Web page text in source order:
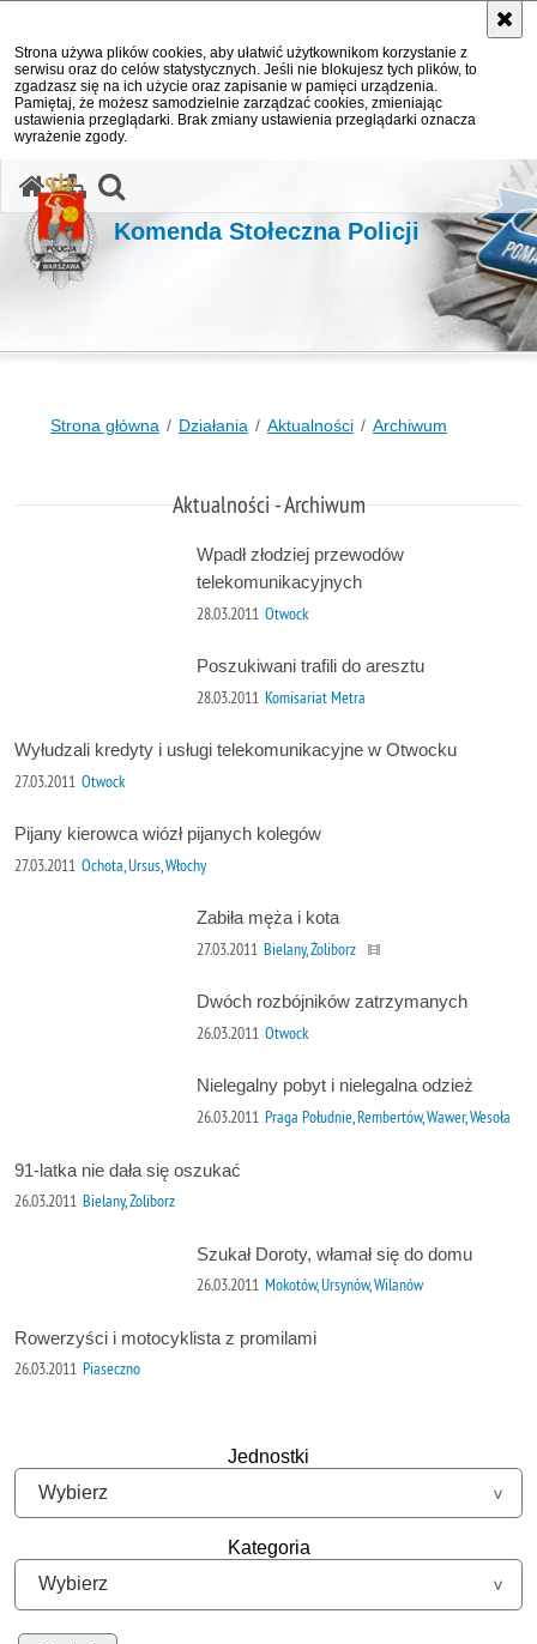
Strona używa plików cookies, aby ułatwić użytkownikom korzystanie z
serwisu oraz do celów statystycznych. Jeśli nie blokujesz tych plików, to
zgadzasz się na ich użycie oraz zapisanie w pamięci urządzenia.
Pamiętaj, że możesz samodzielnie zarządzać cookies, zmieniając
ustawienia przeglądarki. Brak zmiany ustawienia przeglądarki oznacza
wyrażenie zgody.
Komenda Stołeczna Policji
Strona główna Działania Aktualności Archiwum
Aktualności - Archiwum
Wpadł złodziej przewodów
telekomunikacyjnych
28.03.2011 Otwock
Poszukiwani trafili do aresztu
28.03.2011 Komisariat Metra
Wyłudzali kredyty i usługi telekomunikacyjne w Otwocku
27.03.2011 Otwock
Pijany kierowca wiózł pijanych kolegów
27.03.2011 Ochota, Ursus, Włochy
Zabiła męża i kota
27.03.2011 Bielany, Żoliborz
Dwóch rozbójników zatrzymanych
26.03.2011 Otwock
Nielegalny pobyt i nielegalna odzież
26.03.2011 Praga Południe, Rembertów, Wawer, Wesoła
91-latka nie dała się oszukać
26.03.2011 Bielany, Żoliborz
Szukał Doroty, włamał się do domu
26.03.2011 Mokotów, Ursynów, Wilanów
Rowerzyści i motocyklista z promilami
26.03.2011 Piaseczno
Jednostki
Kategoria